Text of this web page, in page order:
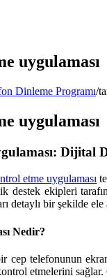
uygulaması
Dinleme Programı/
uygulaması
Dijital
etme uygulaması
destek ekipleri
detaylı bir şekilde ele
Nedir?
telefonunun
etmelerini